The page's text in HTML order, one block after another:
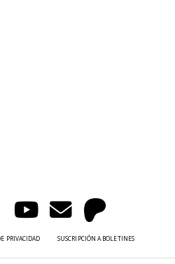
PRIVACIDAD SUSCRIPCIÓN A BOLETINES